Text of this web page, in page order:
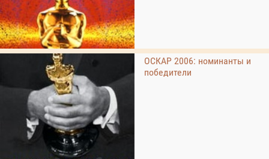
ОСКАР 2006: номинанты и
победители